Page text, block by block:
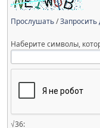
Прослушать/Запросить
Наберите символы,
√36: